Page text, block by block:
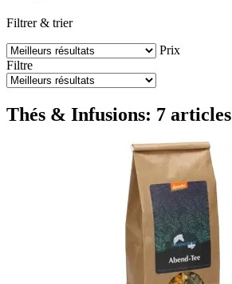
Filtrer & trier
Prix
Filtre
Thés & Infusions: 7 articles